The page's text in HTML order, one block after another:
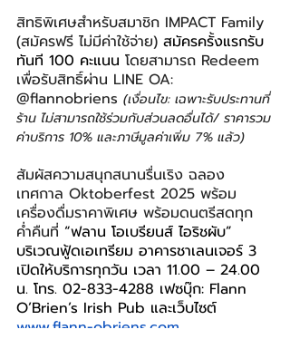
สิทธิพิเศษสำหรับสมาชิก IMPACT Family
(สมัครฟรี ไม่มีค่าใช้จ่าย) สมัครครั้งแรกรับ
ทันที 100 คะแนน โดยสามารถ Redeem
เพื่อรับสิทธิ์ผ่าน LINE OA:
@flannobriens (เงื่อนไข: เฉพาะรับประทานที่
ร้าน ไม่สามารถใช้ร่วมกับส่วนลดอื่นได้/ ราคารวม
ค่าบริการ 10% และภาษีมูลค่าเพิ่ม 7% แล้ว)
สัมผัสความสนุกสนานรื่นเริง ฉลอง
เทศกาล Oktoberfest 2025 พร้อม
เครื่องดื่มราคาพิเศษ พร้อมดนตรีสดทุก
ค่ำคืนที่ “ฟลาน โอเบรียนส์ ไอริชผับ”
บริเวณฟู้ดเอเทรียม อาคารชาเลนเจอร์ 3
เปิดให้บริการทุกวัน เวลา 11.00 – 24.00
น. โทร. 02-833-4288 เฟซบุ๊ก: Flann
O’Brien’s Irish Pub และเว็บไซต์
www.flann-obriens.com